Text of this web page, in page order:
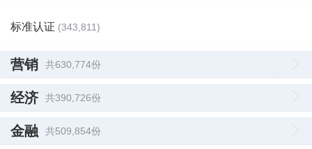
标准认证 (343,811)
营销 共630,774份
经济 共390,726份
金融 共509,854份